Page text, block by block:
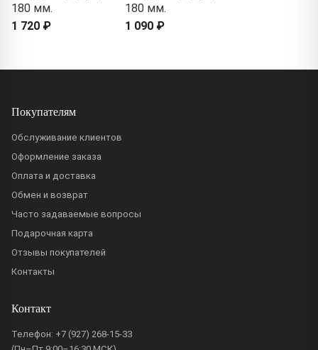
180 мм.
1 720 ₽
180 мм.
1 090 ₽
Покупателям
Обслуживание клиентов
Оформление заказа
Оплата и доставка
Обмен и возврат
Часто задаваемые вопросы
Подарочная карта
Отзывы покупателей
Контакты
Контакт
Телефон: +7 (927) 268-15-33